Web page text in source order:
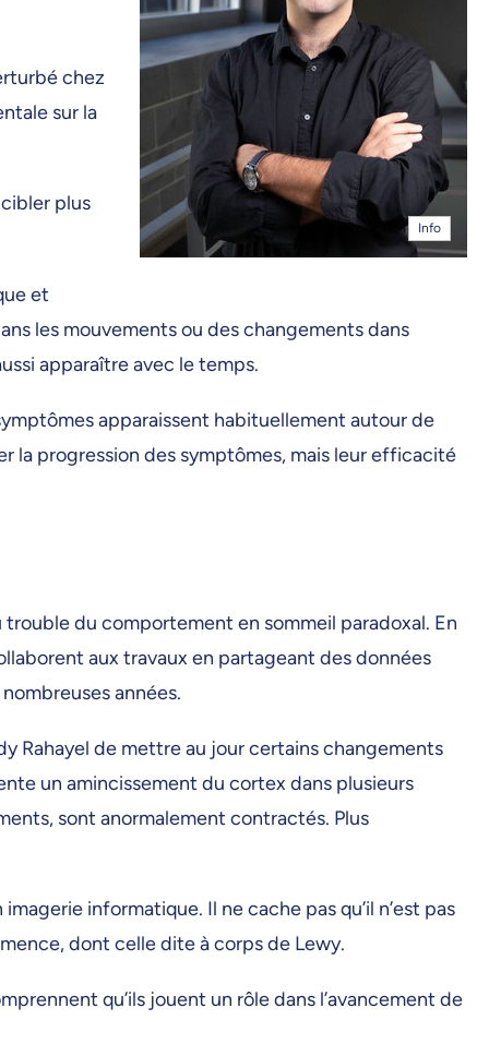
Info
chez
sur la
plus
et
les mouvements ou des changements dans
apparaître avec le temps.
apparaissent habituellement autour de
la progression des symptômes, mais leur efficacité
du comportement en sommeil paradoxal. En
aux travaux en partageant des données
années.
Rahayel de mettre au jour certains changements
un amincissement du cortex dans plusieurs
sont anormalement contractés. Plus
informatique. Il ne cache pas qu’il n’est pas
dont celle dite à corps de Lewy.
qu’ils jouent un rôle dans l’avancement de